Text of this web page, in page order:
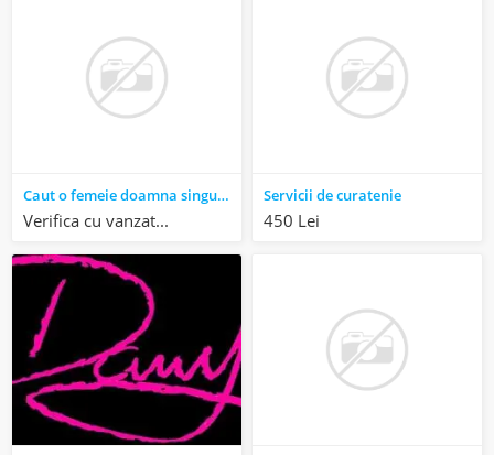
Caut o femeie doamna singura
Verifica cu vanzatorul
Servicii de curatenie
450 Lei